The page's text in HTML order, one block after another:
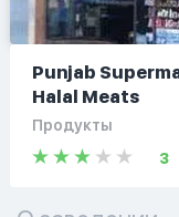
Punjab
Halal Meats
Продукты
3